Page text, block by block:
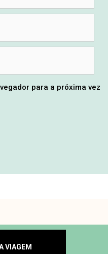
para a próxima vez
VIAGEM